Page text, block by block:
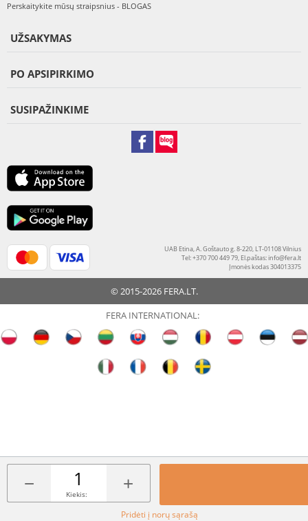
− +
Kiekis:
Pridėti į norų sąrašą
Perskaitykite mūsų straipsnius - BLOGAS
UŽSAKYMAS
PO APSIPIRKIMO
SUSIPAŽINKIME
UAB Etina, A. Goštauto g. 8-220, LT-01108 Vilnius
Tel: +370 700 449 79, El.paštas:info@fera.lt
Įmonės kodas 304013375
© 2015-2026 FERA.LT.
FERA INTERNATIONAL: